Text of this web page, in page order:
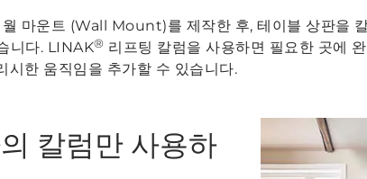
마운트 (Wall Mount)를 제작한 후, 테이블 상판을
니다. LINAK® 리프팅 칼럼을 사용하면 필요한 곳에
시한 움직임을 추가할 수 있습니다.
칼럼만 사용하